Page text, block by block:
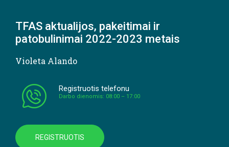
TFAS aktualijos, pakeitimai ir
patobulinimai 2022-2023 metais
Violeta Alando
Registruotis telefonu
Darbo dienomis: 08:00 – 17:00
REGISTRUOTIS